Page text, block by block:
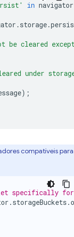
in navigator
. storage.
be cleared
under
);
compatíveis para
specifically for
. storageBuckets .